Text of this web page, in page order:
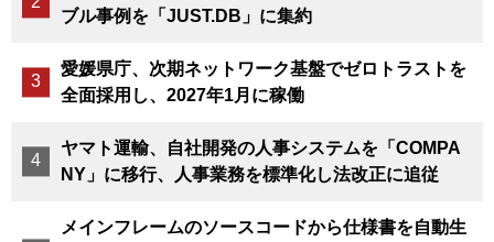
ブル事例を「JUST.DB」に集約
愛媛県庁、次期ネットワーク基盤でゼロトラストを
全面採用し、2027年1月に稼働
ヤマト運輸、自社開発の人事システムを「COMPA
NY」に移行、人事業務を標準化し法改正に追従
メインフレームのソースコードから仕様書を自動生